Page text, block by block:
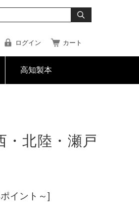
ログイン カート
高知製本
・北陸・瀬戸
イント～]